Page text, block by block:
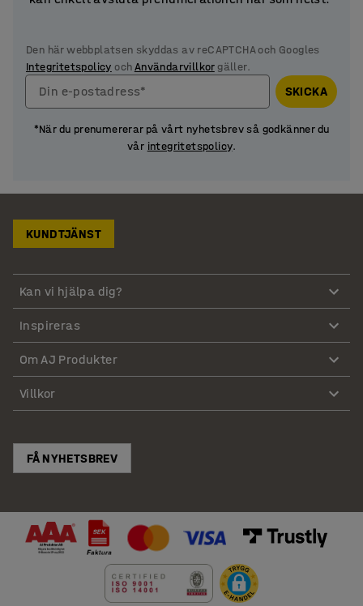
Den här webbplatsen skyddas av reCAPTCHA och Googles
Integritetspolicy ochAnvändarvillkorgäller.
Din e-postadress* SKICKA
*När du prenumererar på vårt nyhetsbrev så godkänner du
vår integritetspolicy.
KUNDTJÄNST
Kan vi hjälpa dig?
Inspireras
Om AJ Produkter
Villkor
FÅ NYHETSBREV